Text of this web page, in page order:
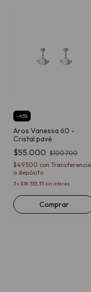
-45%
Aros Vanessa 60 -
Cristal pavé
$55.000 $100.700
$49.500 con Transferencia
o depósito
3x $18.333,33 sin interés
Comprar